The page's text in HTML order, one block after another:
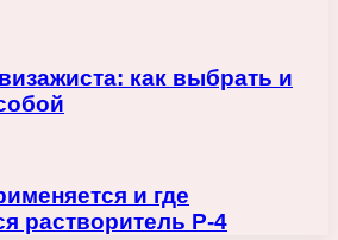
как выбрать и
и где
растворитель Р-4